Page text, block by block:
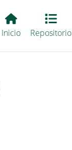
Main EvALL
Inicio Repositorio